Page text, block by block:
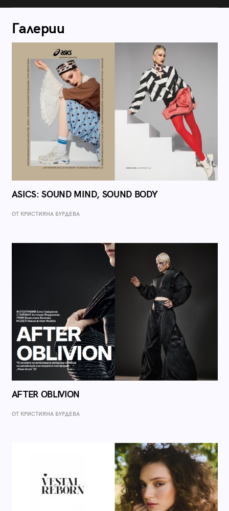
Галерии
ASICS: SOUND MIND, SOUND BODY
ОТ КРИСТИЯНА БУРДЕВА
AFTER OBLIVION
ОТ КРИСТИЯНА БУРДЕВА